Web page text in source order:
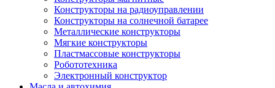
Конструкторы на радиоуправлении
Конструкторы на солнечной батарее
Металлические конструкторы
Мягкие конструкторы
Пластмассовые конструкторы
Робототехника
Электронный конструктор